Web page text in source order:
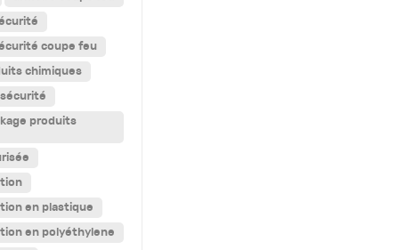
coupe feu
chimiques
produits
en plastique
en polyéthylene